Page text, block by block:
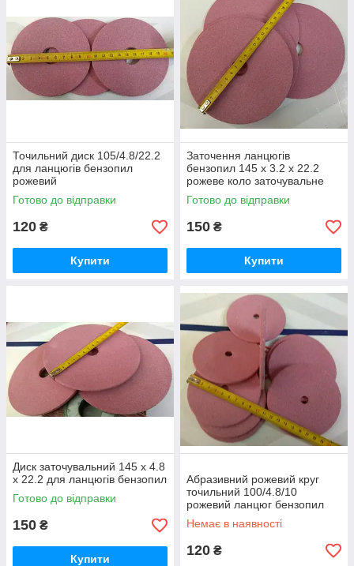
Точильний диск 105/4.8/22.2
для ланцюгів бензопил
рожевий
Готово до відправки
120 ₴
Купити
Заточення ланцюгів
бензопил 145 х 3.2 х 22.2
рожеве коло заточувальне
Готово до відправки
150 ₴
Купити
Диск заточувальний 145 х 4.8
х 22.2 для ланцюгів бензопил
Готово до відправки
150 ₴
Купити
Абразивний рожевий круг
точильний 100/4.8/10
рожевий ланцюг бензопил
Немає в наявності
120 ₴